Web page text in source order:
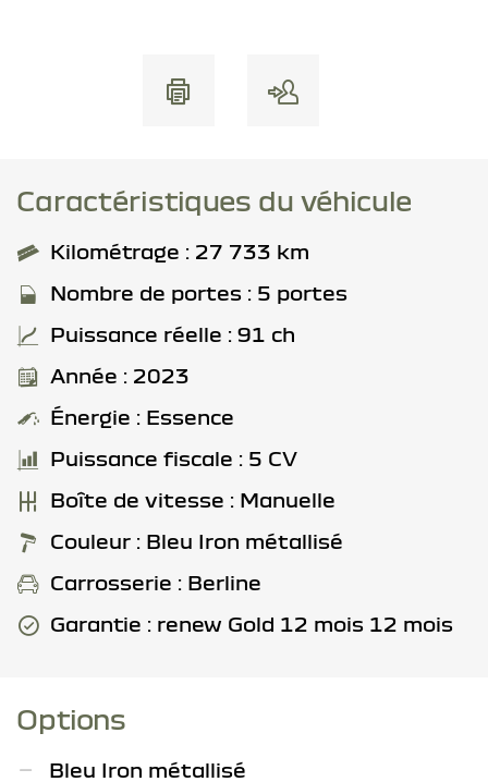
Caractéristiques du véhicule
Kilométrage : 27 733 km
Nombre de portes : 5 portes
Puissance réelle : 91 ch
Année : 2023
Énergie : Essence
Puissance fiscale : 5 CV
Boîte de vitesse : Manuelle
Couleur : Bleu Iron métallisé
Carrosserie : Berline
Garantie : renew Gold 12 mois 12 mois
Options
Bleu Iron métallisé